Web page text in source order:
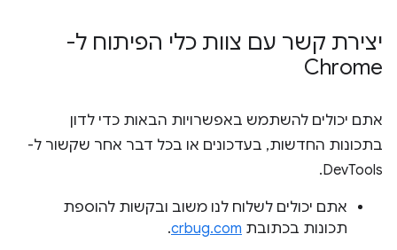
יצירת קשר עם צוות כלי הפיתוח ל-
Chrome
אתם יכולים להשתמש באפשרויות הבאות כדי לדון
בתכונות החדשות, בעדכונים או בכל דבר אחר שקשור ל-
DevTools.
אתם יכולים לשלוח לנו משוב ובקשות להוספת
תכונות בכתובת crbug.com
.